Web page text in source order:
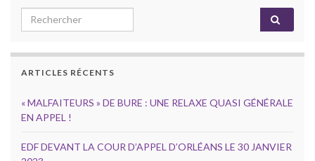
Search for:
ARTICLES RÉCENTS
« MALFAITEURS » DE BURE : UNE RELAXE QUASI GÉNÉRALE
EN APPEL !
EDF DEVANT LA COUR D’APPEL D’ORLÉANS LE 30 JANVIER